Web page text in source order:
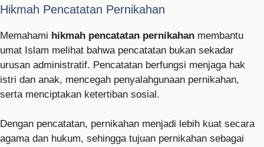
Hikmah Pencatatan Pernikahan
Memahami hikmah pencatatan pernikahan membantu
umat Islam melihat bahwa pencatatan bukan sekadar
urusan administratif. Pencatatan berfungsi menjaga hak
istri dan anak, mencegah penyalahgunaan pernikahan,
serta menciptakan ketertiban sosial.
Dengan pencatatan, pernikahan menjadi lebih kuat secara
agama dan hukum, sehingga tujuan pernikahan sebagai